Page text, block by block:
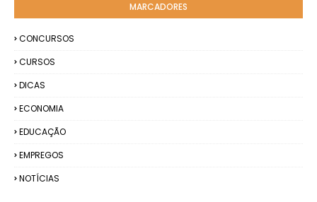
MARCADORES
CONCURSOS
CURSOS
DICAS
ECONOMIA
EDUCAÇÃO
EMPREGOS
NOTÍCIAS